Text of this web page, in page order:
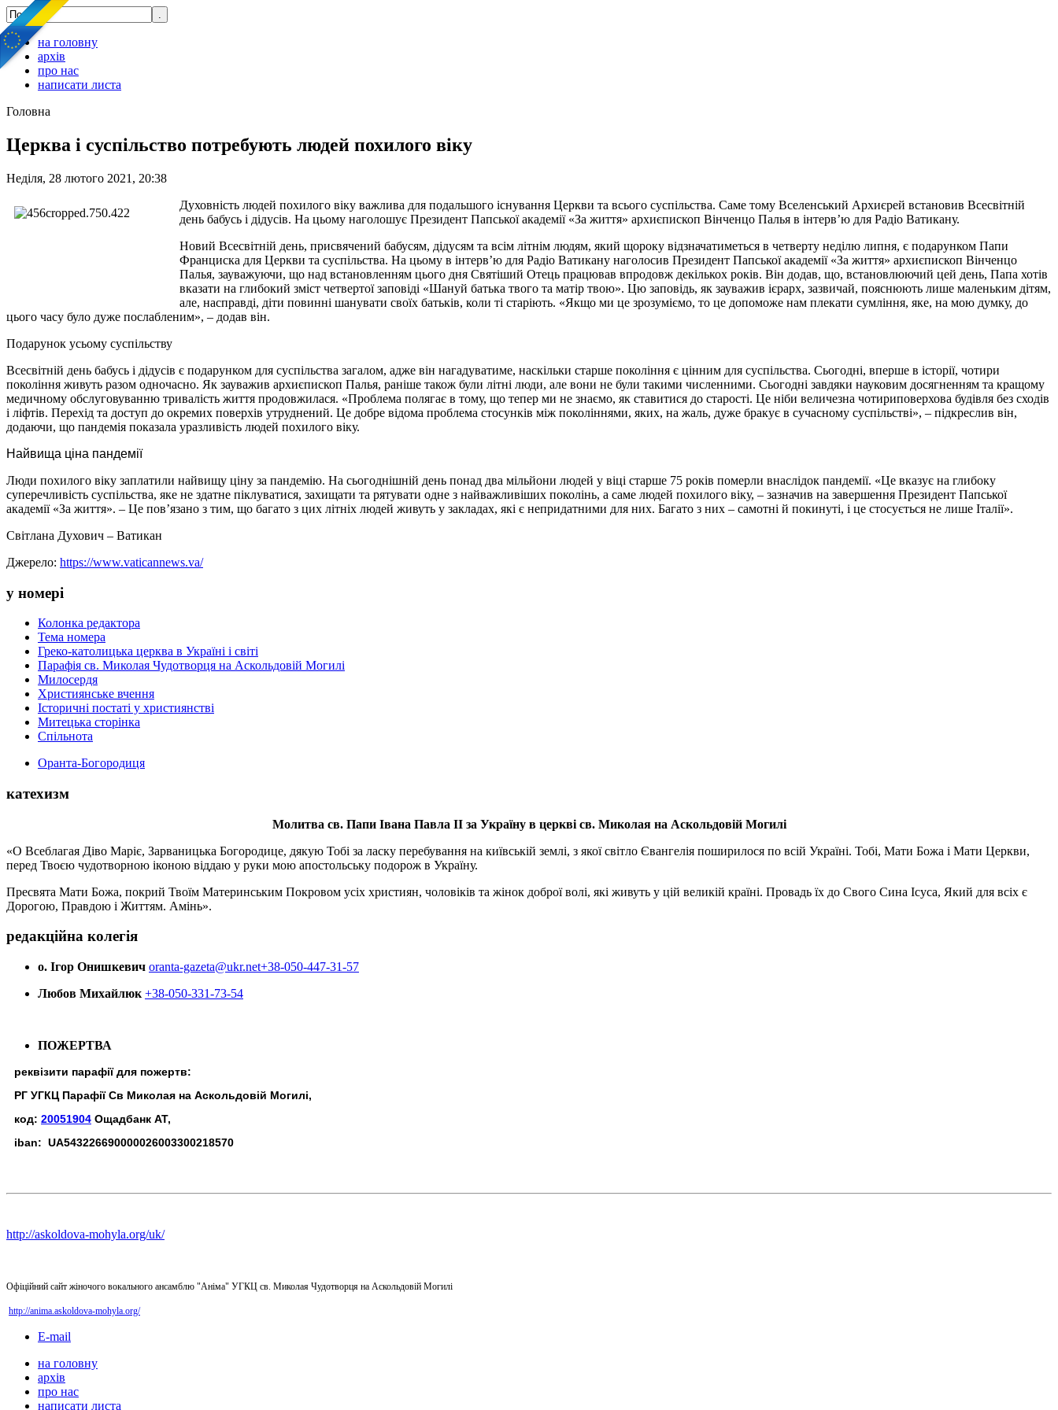
на головну
архів
про нас
написати листа
Головна
Церква і суспільство потребують людей похилого віку
Неділя, 28 лютого 2021, 20:38
Духовність людей похилого віку важлива для подальшого існування Церкви та всього суспільства. Саме тому Вселенський Архиєрей встановив Всесвітній
день бабусь і дідусів. На цьому наголошує Президент Папської академії «За життя» архиєпископ Вінченцо Палья в інтерв’ю для Радіо Ватикану.
Новий Всесвітній день, присвячений бабусям, дідусям та всім літнім людям, який щороку відзначатиметься в четверту неділю липня, є подарунком Папи
Франциска для Церкви та суспільства. На цьому в інтерв’ю для Радіо Ватикану наголосив Президент Папської академії «За життя» архиєпископ Вінченцо
Палья, зауважуючи, що над встановленням цього дня Святіший Отець працював впродовж декількох років. Він додав, що, встановлюючий цей день, Папа хотів
вказати на глибокий зміст четвертої заповіді «Шануй батька твого та матір твою». Цю заповідь, як зауважив ієрарх, зазвичай, пояснюють лише маленьким дітям,
але, насправді, діти повинні шанувати своїх батьків, коли ті старіють. «Якщо ми це зрозуміємо, то це допоможе нам плекати сумління, яке, на мою думку, до
цього часу було дуже послабленим», – додав він.
Подарунок усьому суспільству
Всесвітній день бабусь і дідусів є подарунком для суспільства загалом, адже він нагадуватиме, наскільки старше покоління є цінним для суспільства. Сьогодні, вперше в історії, чотири
покоління живуть разом одночасно. Як зауважив архиєпископ Палья, раніше також були літні люди, але вони не були такими численними. Сьогодні завдяки науковим досягненням та кращому
медичному обслуговуванню тривалість життя продовжилася. «Проблема полягає в тому, що тепер ми не знаємо, як ставитися до старості. Це ніби величезна чотириповерхова будівля без сходів
і ліфтів. Перехід та доступ до окремих поверхів утруднений. Це добре відома проблема стосунків між поколіннями, яких, на жаль, дуже бракує в сучасному суспільстві», – підкреслив він,
додаючи, що пандемія показала уразливість людей похилого віку.
Найвища ціна пандемії
Люди похилого віку заплатили найвищу ціну за пандемію. На сьогоднішній день понад два мільйони людей у віці старше 75 років померли внаслідок пандемії. «Це вказує на глибоку
суперечливість суспільства, яке не здатне піклуватися, захищати та рятувати одне з найважливіших поколінь, а саме людей похилого віку, – зазначив на завершення Президент Папської
академії «За життя». – Це пов’язано з тим, що багато з цих літніх людей живуть у закладах, які є непридатними для них. Багато з них – самотні й покинуті, і це стосується не лише Італії».
Світлана Духович – Ватикан
Джерело: https://www.vaticannews.va/
у номері
Колонка редактора
Тема номера
Греко-католицька церква в Україні і світі
Парафія св. Миколая Чудотворця на Аскольдовій Могилі
Милосердя
Християнське вчення
Історичні постаті у християнстві
Митецька сторінка
Спільнота
Оранта-Богородиця
катехизм
Молитва св. Папи Івана Павла ІІ за Україну в церкві св. Миколая на Аскольдовій Могилі
«О Всеблагая Діво Маріє, Зарваницька Богородице, дякую Тобі за ласку перебування на київській землі, з якої світло Євангелія поширилося по всій Україні. Тобі, Мати Божа і Мати Церкви,
перед Твоєю чудотворною іконою віддаю у руки мою апостольську подорож в Україну.
Пресвята Мати Божа, покрий Твоїм Материнським Покровом усіх християн, чоловіків та жінок доброї волі, які живуть у цій великій країні. Провадь їх до Свого Сина Ісуса, Який для всіх є
Дорогою, Правдою і Життям. Амінь».
редакційна колегія
о. Ігор Онишкевич oranta-gazeta@ukr.net+38-050-447-31-57
Любов Михайлюк +38-050-331-73-54
ПОЖЕРТВА
реквізити парафії для пожертв:
РГ УГКЦ Парафії Св Миколая на Аскольдовій Могилі,
код: 20051904 Ощадбанк АТ,
iban: UA543226690000026003300218570
http://askoldova-mohyla.org/uk/
Офіційний сайт жіночого вокального ансамблю "Аніма" УГКЦ св. Миколая Чудотворця на Аскольдовій Могилі
http://anima.askoldova-mohyla.org/
E-mail
на головну
архів
про нас
написати листа